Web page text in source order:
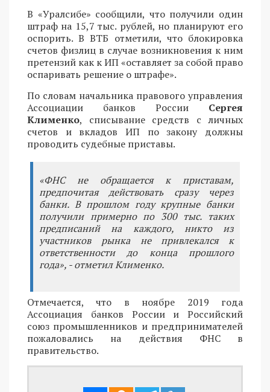
В «Уралсибе» сообщили, что получили один
штраф на 15,7 тыс. рублей, но планируют его
оспорить. В ВТБ отметили, что блокировка
счетов физлиц в случае возникновения к ним
претензий как к ИП «оставляет за собой право
оспаривать решение о штрафе».
По словам начальника правового управления
Ассоциации банков России Сергея
Клименко, списывание средств с личных
счетов и вкладов ИП по закону должны
проводить судебные приставы.
«ФНС не обращается к приставам,
предпочитая действовать сразу через
банки. В прошлом году крупные банки
получили примерно по 300 тыс. таких
предписаний на каждого, никто из
участников рынка не привлекался к
ответственности до конца прошлого
года», - отметил Клименко.
Отмечается, что в ноябре 2019 года
Ассоциация банков России и Российский
союз промышленников и предпринимателей
пожаловались на действия ФНС в
правительство.